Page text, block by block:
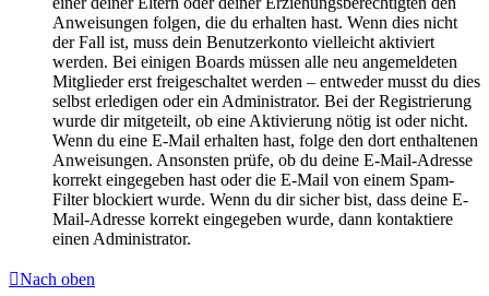
Anweisungen folgen, die du erhalten hast. Wenn dies nicht
der Fall ist, muss dein Benutzerkonto vielleicht aktiviert
werden. Bei einigen Boards müssen alle neu angemeldeten
Mitglieder erst freigeschaltet werden – entweder musst du dies
selbst erledigen oder ein Administrator. Bei der Registrierung
wurde dir mitgeteilt, ob eine Aktivierung nötig ist oder nicht.
Wenn du eine E-Mail erhalten hast, folge den dort enthaltenen
Anweisungen. Ansonsten prüfe, ob du deine E-Mail-Adresse
korrekt eingegeben hast oder die E-Mail von einem Spam-
Filter blockiert wurde. Wenn du dir sicher bist, dass deine E-
Mail-Adresse korrekt eingegeben wurde, dann kontaktiere
einen Administrator.
Nach oben